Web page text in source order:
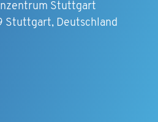
Stuttgart
Stuttgart, Deutschland